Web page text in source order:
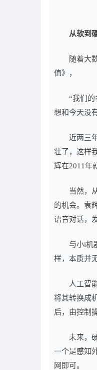
从软到
随着大
值》，
“我们
想和今天没
近两三
壮了，这样
辉在2011年
当然，
的机会。袁
语音对话，
与小i机
样，本质并
人工智
将其转换成
后，由控制
未来，
一个是感知
网即可。